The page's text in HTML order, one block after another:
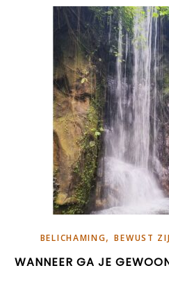
BELICHAMING,BEWUST
WANNEER GA JE